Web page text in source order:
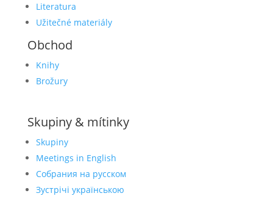
Literatura
Užitečné materiály
Obchod
Knihy
Brožury
Skupiny & mítinky
Skupiny
Meetings in English
Собрания на русском
Зустрічі українською